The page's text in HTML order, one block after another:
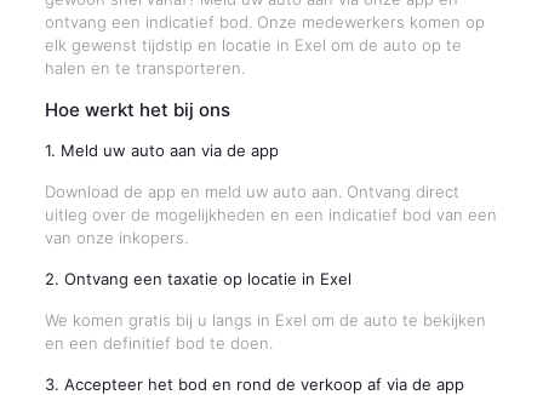
ontvang een indicatief bod. Onze medewerkers komen op
elk gewenst tijdstip en locatie in Exel om de auto op te
halen en te transporteren.
Hoe werkt het bij ons
1. Meld uw auto aan via de app
Download de app en meld uw auto aan. Ontvang direct
uitleg over de mogelijkheden en een indicatief bod van een
van onze inkopers.
2. Ontvang een taxatie op locatie in Exel
We komen gratis bij u langs in Exel om de auto te bekijken
en een definitief bod te doen.
3. Accepteer het bod en rond de verkoop af via de app